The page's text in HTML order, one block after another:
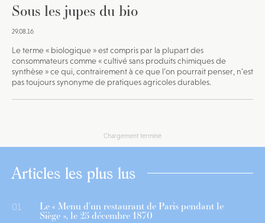
Sous les jupes du bio
29.08.16
Le terme « biologique » est compris par la plupart des
consommateurs comme « cultivé sans produits chimiques de
synthèse » ce qui, contrairement à ce que l’on pourrait penser, n’est
pas toujours synonyme de pratiques agricoles durables.
Chargement terminé
Articles les plus lus
01 Le « Menu d’un restaurant de Paris pendant le
Siège », le 25 décembre 1870